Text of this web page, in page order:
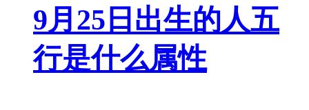
9月25日出生的人五
行是什么属性